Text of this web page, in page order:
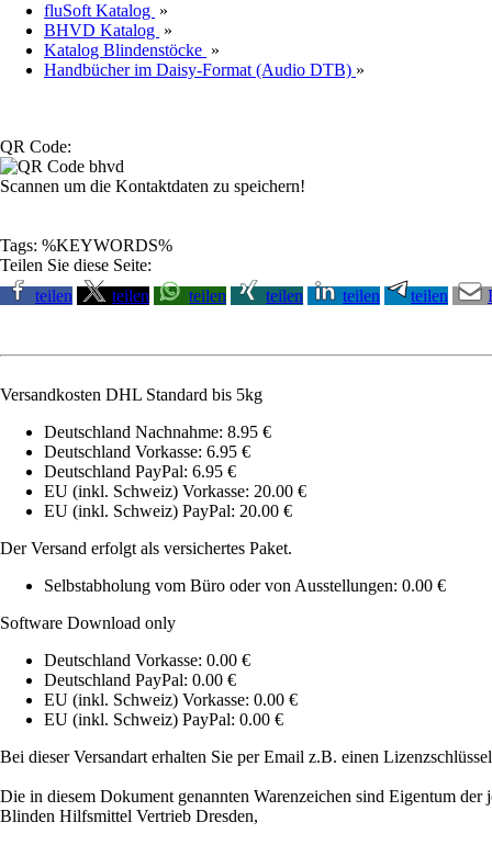
fluSoft Katalog »
BHVD Katalog »
Katalog Blindenstöcke »
Handbücher im Daisy-Format (Audio DTB) »
QR Code:
Scannen um die Kontaktdaten zu speichern!
Tags: %KEYWORDS%
Teilen Sie diese Seite:
teilen
teilen teilen teilen teilen teilen
Versandkosten DHL Standard bis 5kg
Deutschland Nachnahme: 8.95 €
Deutschland Vorkasse: 6.95 €
Deutschland PayPal: 6.95 €
EU (inkl. Schweiz) Vorkasse: 20.00 €
EU (inkl. Schweiz) PayPal: 20.00 €
Der Versand erfolgt als versichertes Paket.
Selbstabholung vom Büro oder von Ausstellungen: 0.00 €
Software Download only
Deutschland Vorkasse: 0.00 €
Deutschland PayPal: 0.00 €
EU (inkl. Schweiz) Vorkasse: 0.00 €
EU (inkl. Schweiz) PayPal: 0.00 €
Bei dieser Versandart erhalten Sie per Email z.B. einen
Die in diesem Dokument genannten Warenzeichen sind Eigentum
Blinden Hilfsmittel Vertrieb Dresden,